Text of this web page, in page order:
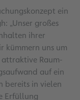
ein
„Unser großes
ihrer
kümmern uns um
Raum-
auf ein
bereits in vielen
Erfüllung